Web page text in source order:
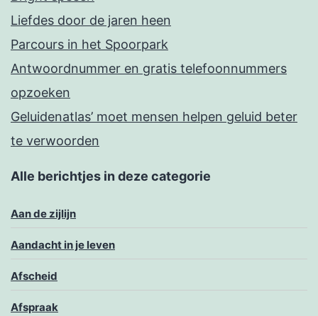
Liefdes door de jaren heen
Parcours in het Spoorpark
Antwoordnummer en gratis telefoonnummers
opzoeken
Geluidenatlas’ moet mensen helpen geluid beter
te verwoorden
Alle berichtjes in deze categorie
Aan de zijlijn
Aandacht in je leven
Afscheid
Afspraak